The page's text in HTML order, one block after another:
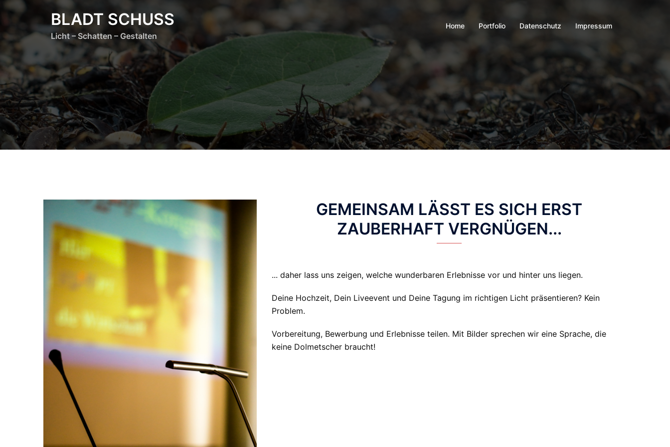
Zum
springen
BLADT SCHUSS
Licht – Schatten – Gestalten
Home Portfolio Datenschutz Impressum
GEMEINSAM LÄSST ES SICH ERST
ZAUBERHAFT VERGNÜGEN...
... daher lass uns zeigen, welche wunderbaren Erlebnisse vor und hinter uns liegen.
Deine Hochzeit, Dein Liveevent und Deine Tagung im richtigen Licht präsentieren? Kein
Problem.
Vorbereitung, Bewerbung und Erlebnisse teilen. Mit Bilder sprechen wir eine Sprache, die
keine Dolmetscher braucht!